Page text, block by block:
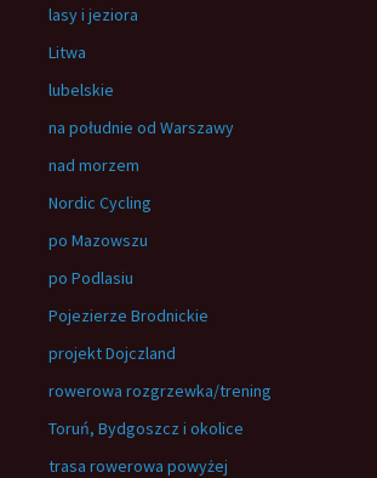
lasy i jeziora
Litwa
lubelskie
na południe od Warszawy
nad morzem
Nordic Cycling
po Mazowszu
po Podlasiu
Pojezierze Brodnickie
projekt Dojczland
rowerowa rozgrzewka/trening
Toruń, Bydgoszcz i okolice
trasa rowerowa powyżej